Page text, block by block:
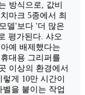
방식으로, 값비
마크 5종에서 최
델'보다 '더 많은
평가된다. 샤오
예 배제했다는
대용 그리퍼를
이상의 환경에서
게 10만 시간이
을 붙이는 작업